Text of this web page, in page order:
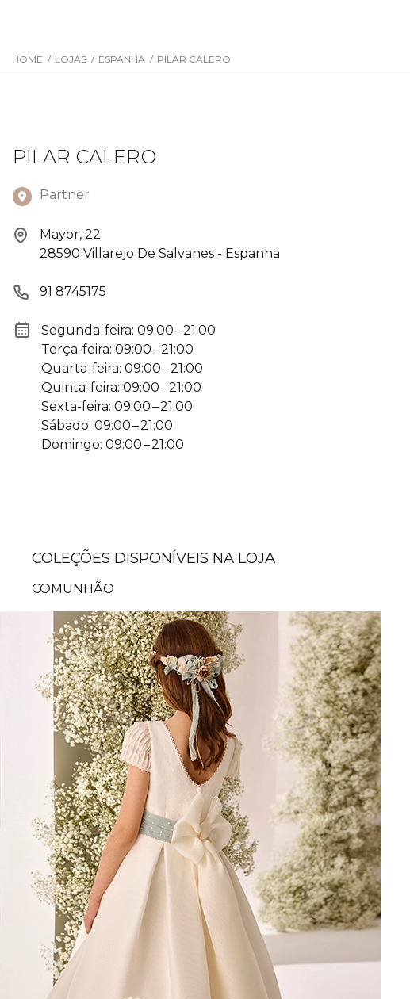
HOME / LOJAS / ESPANHA / PILAR CALERO
PILAR CALERO
Partner
Mayor, 22
28590 Villarejo De Salvanes - Espanha
91 8745175
Segunda-feira: 09:00 – 21:00
Terça-feira: 09:00 – 21:00
Quarta-feira: 09:00 – 21:00
Quinta-feira: 09:00 – 21:00
Sexta-feira: 09:00 – 21:00
Sábado: 09:00 – 21:00
Domingo: 09:00 – 21:00
COLEÇÕES DISPONÍVEIS NA LOJA
COMUNHÃO